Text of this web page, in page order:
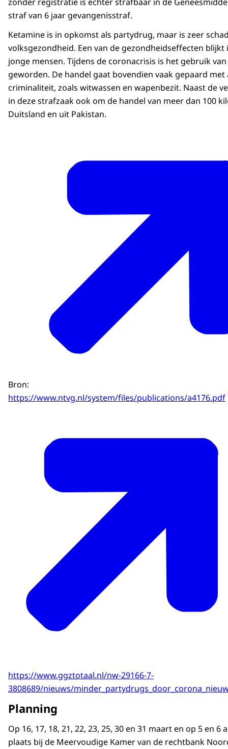
zonder registratie is echter strafbaar in de
straf van 6 jaar gevangenisstraf.
Ketamine is in opkomst als partydrug, maar is zeer
volksgezondheid. Een van de gezondheidseffecten
jonge mensen. Tijdens de coronacrisis is het gebruik
geworden. De handel gaat bovendien vaak gepaard
criminaliteit, zoals witwassen en wapenbezit. Naast de
in deze strafzaak ook om de handel van meer dan 100
Duitsland en uit Pakistan.
Bron:
https://www.ntvg.nl/system/files/publications/a4176.pdf
https://www.ggztotaal.nl/nw-29166-7-
3808689/nieuws/
Planning
Op 16, 17, 18, 21, 22, 23, 25, 30 en 31 maart en op 5 en
plaats bij de Meervoudige Kamer van de rechtbank